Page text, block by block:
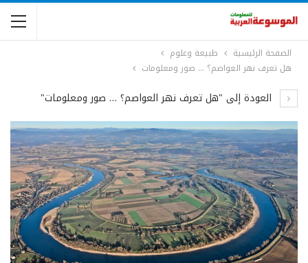
الصفحة الرئيسية
طبيعة وعلوم
هل تعرف نهر العواصم؟ … صور ومعلومات
العودة إلى "هل تعرف نهر العواصم؟ … صور ومعلومات"